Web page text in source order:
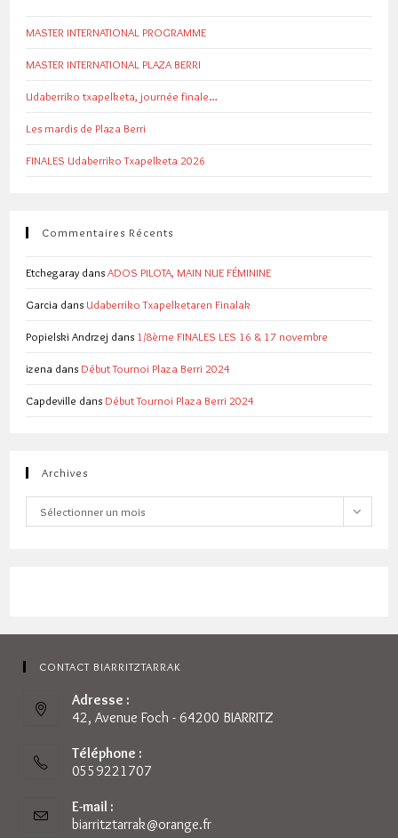
MASTER INTERNATIONAL PROGRAMME
MASTER INTERNATIONAL PLAZA BERRI
Udaberriko txapelketa, journée finale…
Les mardis de Plaza Berri
FINALES Udaberriko Txapelketa 2026
Commentaires Récents
Etchegaray dansADOS PILOTA, MAIN NUE FÉMININE
Garcia dans Udaberriko Txapelketaren Finalak
Popielski Andrzej dans 1/8ème FINALES LES 16 & 17 novembre
izena dans Début Tournoi Plaza Berri 2024
Capdeville dans Début Tournoi Plaza Berri 2024
Archives
Archives
Sélectionner un mois
CONTACT BIARRITZTARRAK
Adresse :
42, Avenue Foch - 64200 BIARRITZ
Téléphone :
0559221707
E-mail :
biarritztarrak@orange.frS’ouvre